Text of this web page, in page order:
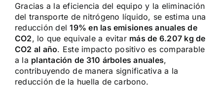
Gracias a la eficiencia del equipo y la eliminación
del transporte de nitrógeno líquido, se estima una
reducción del19% en las emisiones anuales de
CO2, lo que equivale a evitar más de 6.207 kg de
CO2 al año. Este impacto positivo es comparable
a la plantación de 310 árboles anuales,
contribuyendo de manera significativa a la
reducción de la huella de carbono.